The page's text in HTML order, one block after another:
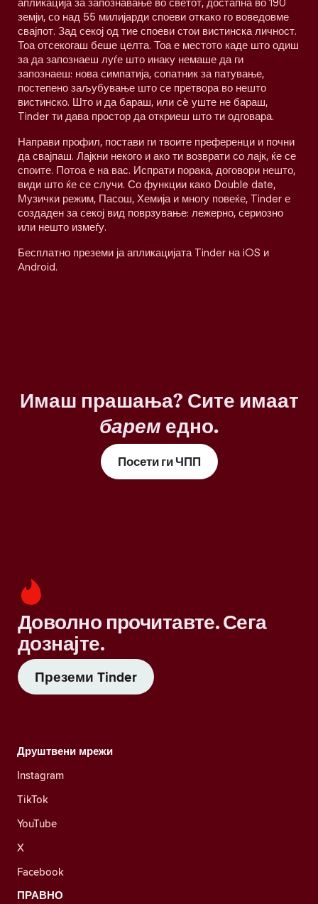
апликација за запознавање во светот, достапна во 190
земји, со над 55 милијарди споеви откако го воведовме
свајпот. Зад секој од тие споеви стои вистинска личност.
Тоа отсекогаш беше целта. Тоа е местото каде што одиш
за да запознаеш луѓе што инаку немаше да ги
запознаеш: нова симпатија, сопатник за патување,
постепено заљубување што се претвора во нешто
вистинско. Што и да бараш, или сè уште не бараш,
Tinder ти дава простор да откриеш што ти одговара.
Направи профил, постави ги твоите преференци и почни
да свајпаш. Лајкни некого и ако ти возврати со лајк, ќе се
споите. Потоа е на вас. Испрати порака, договори нешто,
види што ќе се случи. Со функции како Double date,
Музички режим, Пасош, Хемија и многу повеќе, Tinder е
создаден за секој вид поврзување: лежерно, сериозно
или нешто измеѓу.
Бесплатно преземи ја апликацијата Tinder на iOS и
Android.
Имаш прашања? Сите имаат
барем едно.
Посети ги ЧПП
Доволно прочитавте. Сега
дознајте.
Преземи Tinder
Друштвени мрежи
Instagram
TikTok
YouTube
X
Facebook
ПРАВНО